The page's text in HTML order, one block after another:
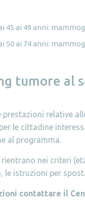
45 ai 49 anni:
50 ai 74 anni:
tumore al
prestazioni relative
le cittadine
al programma.
rientrano nei criteri
le istruzioni per
contattare il